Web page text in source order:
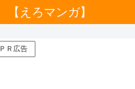
【えろマンガ】
ＰＲ広告